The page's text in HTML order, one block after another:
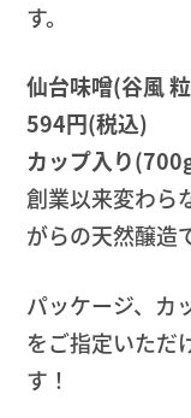
す。
仙台味噌(谷風
594円(税込)
カップ入り
創業以来変わら
がらの天然醸造
パッケージ、カ
をご指定いただ
す！